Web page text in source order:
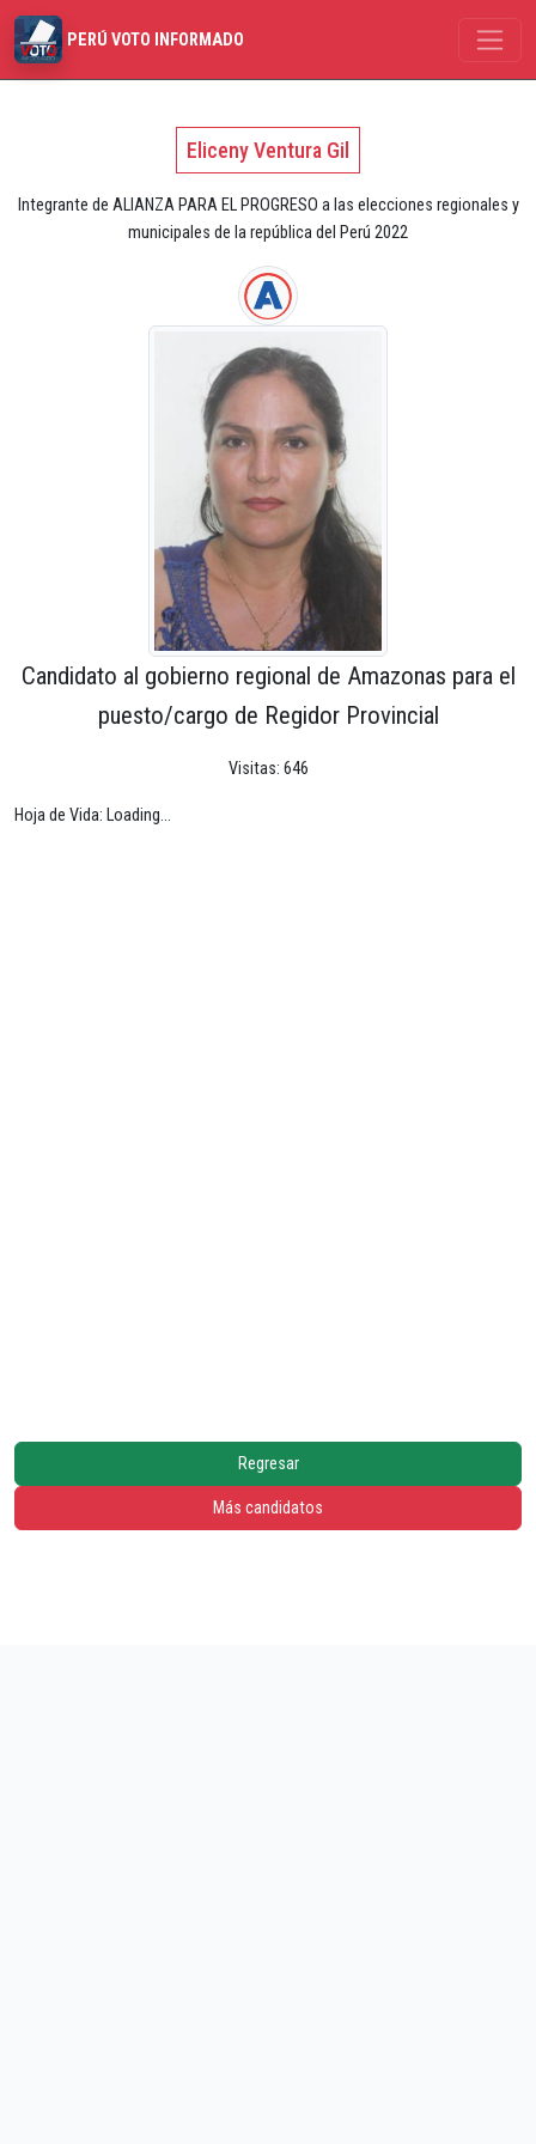
PERÚ VOTO INFORMADO
Eliceny Ventura Gil
Integrante de ALIANZA PARA EL PROGRESO a las elecciones regionales y
municipales de la república del Perú 2022
Candidato al gobierno regional de Amazonas para el
puesto/cargo de Regidor Provincial
Visitas: 646
Hoja de Vida: Loading...
Regresar
Más candidatos